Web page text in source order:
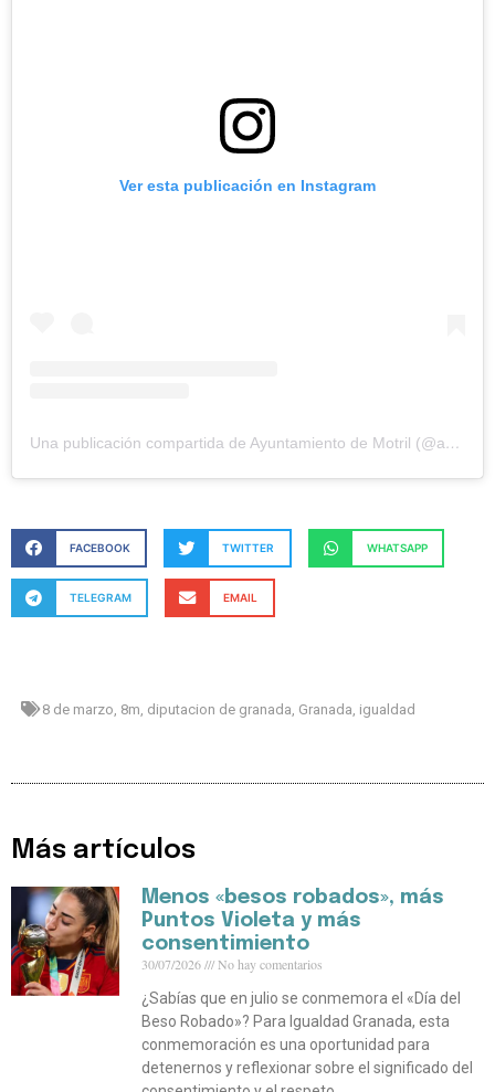
Ver esta publicación en Instagram
Una publicación compartida de Ayuntamiento de Motril (@ayuntamientodemotril)
FACEBOOK TWITTER WHATSAPP
TELEGRAM EMAIL
8 de marzo 8m diputacion de granada Granada igualdad
Más artículos
Menos «besos robados», más
Puntos Violeta y más
consentimiento
30/07/2026
No hay comentarios
¿Sabías que en julio se conmemora el «Día del
Beso Robado»? Para Igualdad Granada, esta
conmemoración es una oportunidad para
detenernos y reflexionar sobre el significado del